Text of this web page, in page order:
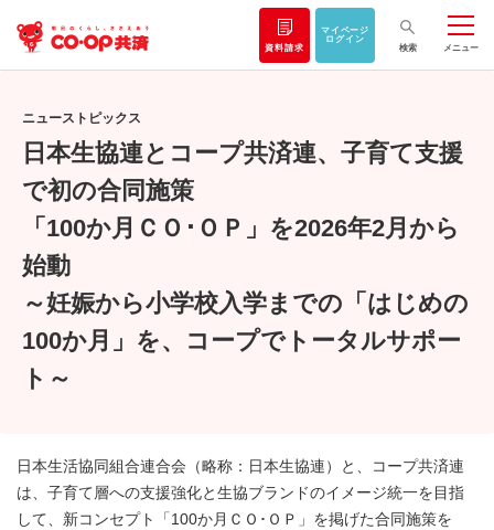
資料請求
マイページ
ログイン
検索
メニュー
ニューストピックス
日本生協連とコープ共済連、子育て支援
で初の合同施策
「100か月ＣＯ･ＯＰ」を2026年2月から
始動
～妊娠から小学校入学までの「はじめの
100か月」を、コープでトータルサポー
ト～
日本生活協同組合連合会（略称：日本生協連）と、コープ共済連
は、子育て層への支援強化と生協ブランドのイメージ統一を目指
して、新コンセプト「100か月ＣＯ･ＯＰ」を掲げた合同施策を